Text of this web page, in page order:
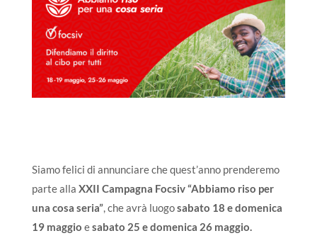
Siamo felici di annunciare che quest’anno prenderemo
parte alla XXII Campagna Focsiv “Abbiamo riso per
una cosa seria”, che avrà luogosabato 18 e domenica
19 maggio esabato 25 e domenica 26 maggio.